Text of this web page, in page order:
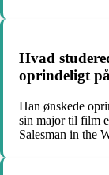
Hvad
oprindeligt
Han ønskede
sin major til film
Salesman in the